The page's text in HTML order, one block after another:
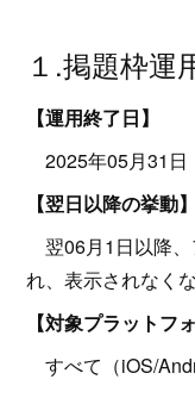
１.掲題枠運
【運用終了日】
2025年05月31日
【翌日以降の挙動】
翌06月1日以降
れ、表示されなくな
【対象プラットフ
すべて（iOS/